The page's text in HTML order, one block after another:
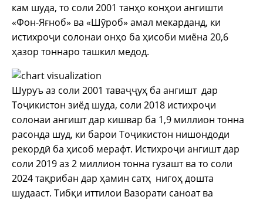
кам шуда, то соли 2001 танҳо конҳои ангишти
«Фон-Яғноб» ва «Шӯроб» амал мекарданд, ки
истихроҷи солонаи онҳо ба ҳисоби миёна 20,6
ҳазор тоннаро ташкил медод.
Шуруъ аз соли 2001 таваҷҷуҳ ба ангишт дар
Тоҷикистон зиёд шуда, соли 2018 истихроҷи
солонаи ангишт дар кишвар ба 1,9 миллион тонна
расонда шуд, ки барои Тоҷикистон нишондоди
рекордӣ ба ҳисоб мерафт. Истихроҷи ангишт дар
соли 2019 аз 2 миллион тонна гузашт ва то соли
2024 тақрибан дар ҳамин сатҳ нигоҳ дошта
шудааст. Тибқи иттилои Вазорати саноат ва